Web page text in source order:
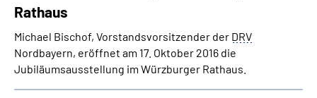
Rathaus
Michael Bischof, Vorstandsvorsitzender der DRV
Nordbayern, eröffnet am 17. Oktober 2016 die
Jubiläumsausstellung im Würzburger Rathaus.